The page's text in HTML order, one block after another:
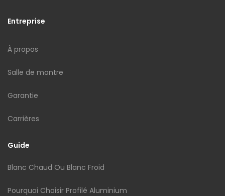
Entreprise
À propos
Salle de montre
Garantie
Carrières
Guide
Blanc Chaud Ou Blanc Froid
Pourquoi Choisir Profilé Aluminium